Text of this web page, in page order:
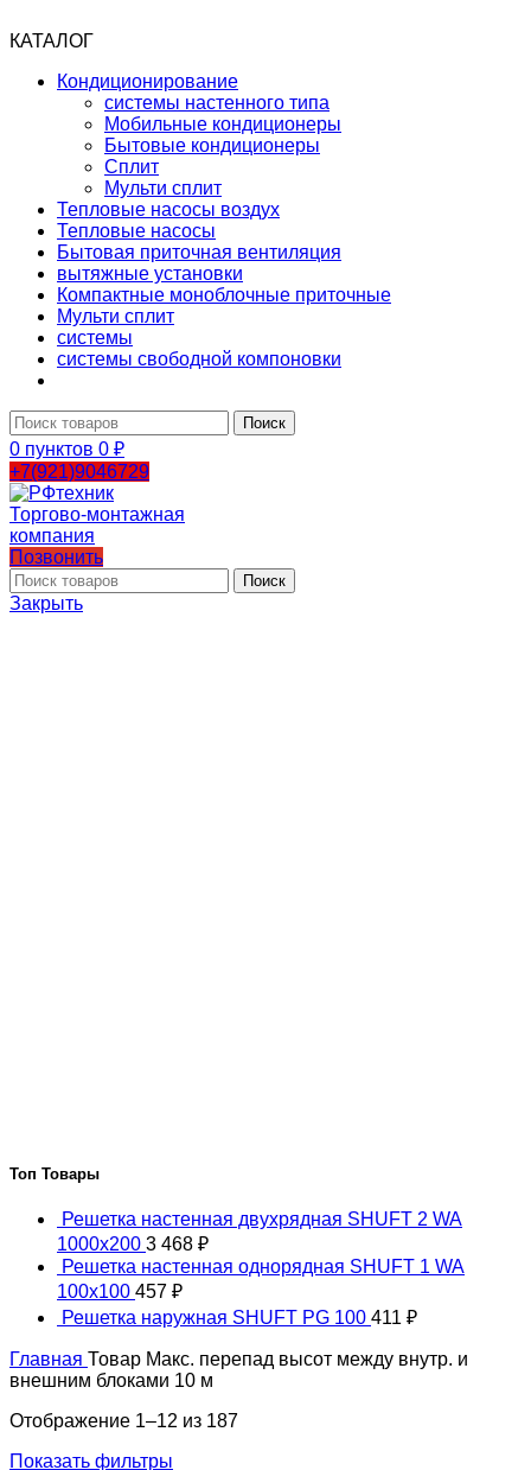
КАТАЛОГ
Кондиционирование
системы настенного типа
Мобильные кондиционеры
Бытовые кондиционеры
Сплит
Мульти сплит
Тепловые насосы воздух
Тепловые насосы
Бытовая приточная вентиляция
вытяжные установки
Компактные моноблочные приточные
Мульти сплит
системы
системы свободной компоновки
Поиск
0 пунктов 0 ₽
+7(921)9046729
Позвонить
Поиск
Закрыть
Топ Товары
Решетка настенная двухрядная SHUFT 2 WA
1000x200 3 468 ₽
Решетка настенная однорядная SHUFT 1 WA
100x100 457 ₽
Решетка наружная SHUFT PG 100 411 ₽
Главная Товар Макс. перепад высот между внутр. и
внешним блоками 10 м
Отображение 1–12 из 187
Показать фильтры